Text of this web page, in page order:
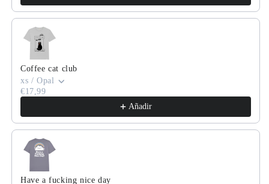
Coffee cat club
xs / Opal
€17,99
Añadir
Have a fucking nice day